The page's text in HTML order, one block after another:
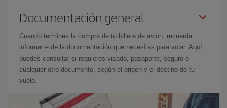
Documentación general
Cuando termines la compra de tu billete de avión, recuerda
informarte de la documentación que necesitas para volar. Aquí
puedes consultar si requieres visado, pasaporte, seguro o
cualquier otro documento, según el origen y el destino de tu
vuelo.